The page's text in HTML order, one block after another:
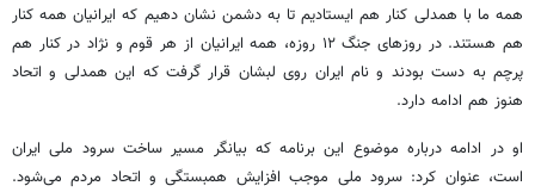
همه ما با همدلی کنار هم ایستادیم تا به دشمن نشان دهیم که ایرانیان همه کنار
هم هستند. در روزهای جنگ ۱۲ روزه، همه ایرانیان از هر قوم و نژاد در کنار هم
پرچم‌ به دست بودند و نام ایران روی لبشان قرار گرفت که این همدلی و اتحاد
هنوز هم ادامه دارد.
او در ادامه درباره موضوع این برنامه که بیانگر مسیر ساخت سرود ملی ایران
است، عنوان کرد: سرود ملی موجب افزایش همبستگی و اتحاد مردم می‌شود.